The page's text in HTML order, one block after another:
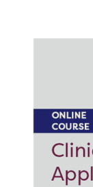
Aplicaciones